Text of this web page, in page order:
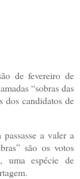
de fevereiro de
“sobras das
dos candidatos de
a valer a
são os votos
uma espécie de